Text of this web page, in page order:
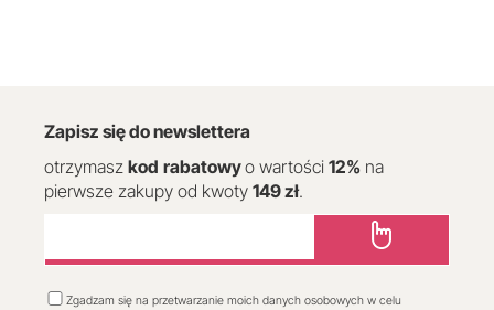
Zapisz się do newslettera
otrzymasz kod rabatowyo wartości 12% na
pierwsze zakupy od kwoty 149 zł.
Zgadzam się na przetwarzanie moich danych osobowych w celu